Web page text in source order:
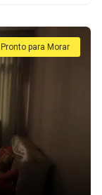
Pronto para Morar